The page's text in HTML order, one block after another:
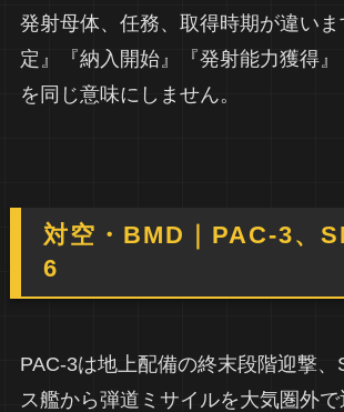
発射母体、任務、取得時期が違い
定』『納入開始』『発射能力獲得』
を同じ意味にしません。
対空・BMD｜PAC-3、
6
PAC-3は地上配備の終末段階迎撃、
ス艦から弾道ミサイルを大気圏外